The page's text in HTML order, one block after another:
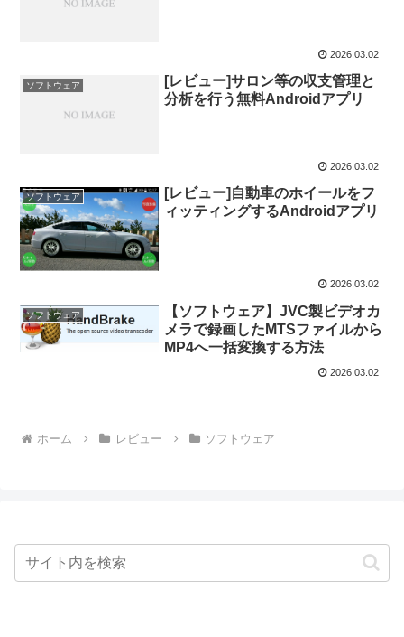
2026.03.02
ソフトウェア
[レビュー]サロン等の収支管理と
分析を行う無料Androidアプリ
2026.03.02
ソフトウェア
[レビュー]自動車のホイールをフ
ィッティングするAndroidアプリ
2026.03.02
ソフトウェア
【ソフトウェア】JVC製ビデオカ
メラで録画したMTSファイルから
MP4へ一括変換する方法
2026.03.02
ホーム レビュー ソフトウェア